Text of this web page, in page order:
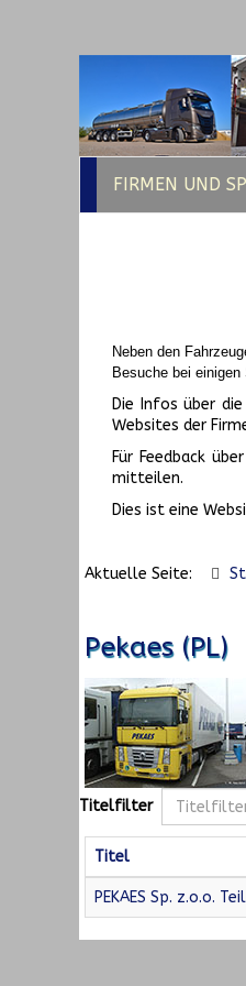
FIRMEN UND
Neben den
Besuche bei
Die Infos über
Websites der
Für Feedback
mitteilen.
Dies ist eine
Aktuelle Seite:
Pekaes (PL)
Titelfilter
Titel
PEKAES Sp. z.o.o.